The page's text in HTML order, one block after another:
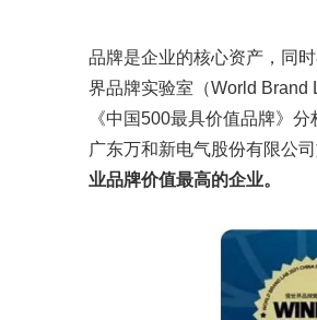
品牌是企业的核心资产，同
界品牌实验室（World Brand
《中国500最具价值品牌》分
广东万和新电气股份有限公
业品牌价值最高的企业。